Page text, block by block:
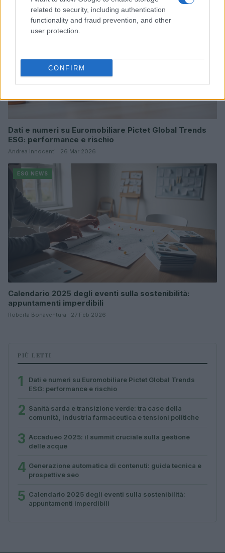
related to security, including authentication
functionality and fraud prevention, and other
user protection.
CONFIRM
ESG NEWS
Dati e numeri su Euromobiliare Pictet Global Trends
ESG: performance e rischio
Andrea Innocenti · 26 Mar 2026
ESG NEWS
Calendario 2025 degli eventi sulla sostenibilità:
appuntamenti imperdibili
Roberta Bonaventura · 27 Feb 2026
PIÙ LETTI
1
Dati e numeri su Euromobiliare Pictet Global Trends
ESG: performance e rischio
2 Sanità sarda e transizione verde: tra case della
comunità, industria farmaceutica e tensioni politiche
3 Accadueo 2025: il summit cruciale sulla gestione
delle acque
4 Generazione automatica di contenuti: guida tecnica e
prospettive seo
5 Calendario 2025 degli eventi sulla sostenibilità:
appuntamenti imperdibili